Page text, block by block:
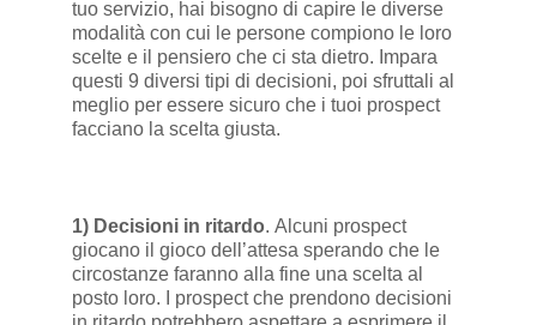
tuo servizio, hai bisogno di capire le diverse
modalità con cui le persone compiono le loro
scelte e il pensiero che ci sta dietro. Impara
questi 9 diversi tipi di decisioni, poi sfruttali al
meglio per essere sicuro che i tuoi prospect
facciano la scelta giusta.
1) Decisioni in ritardo. Alcuni prospect
giocano il gioco dell’attesa sperando che le
circostanze faranno alla fine una scelta al
posto loro. I prospect che prendono decisioni